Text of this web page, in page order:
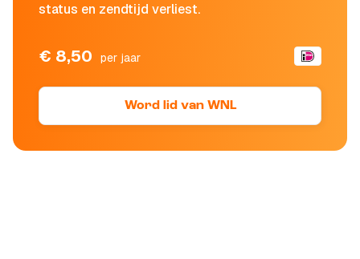
status en zendtijd verliest.
€ 8,50 per jaar
Word lid van WNL